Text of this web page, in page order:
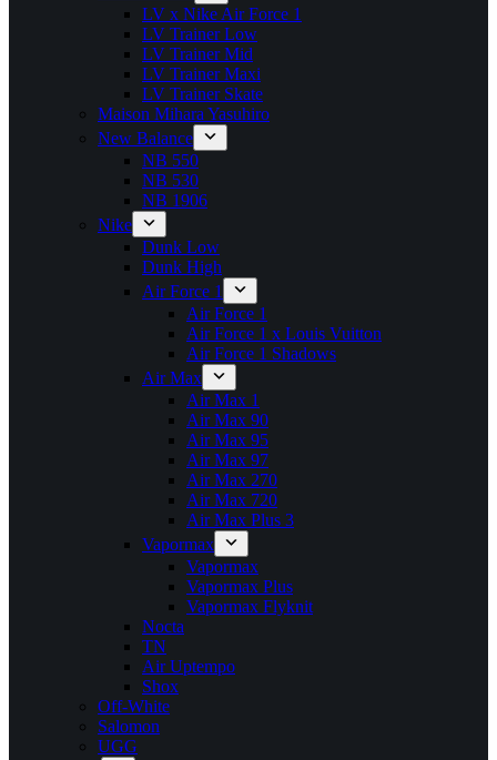
LV x Nike Air Force 1
LV Trainer Low
LV Trainer Mid
LV Trainer Maxi
LV Trainer Skate
Maison Mihara Yasuhiro
New Balance
NB 550
NB 530
NB 1906
Nike
Dunk Low
Dunk High
Air Force 1
Air Force 1
Air Force 1 x Louis Vuitton
Air Force 1 Shadows
Air Max
Air Max 1
Air Max 90
Air Max 95
Air Max 97
Air Max 270
Air Max 720
Air Max Plus 3
Vapormax
Vapormax
Vapormax Plus
Vapormax Flyknit
Nocta
TN
Air Uptempo
Shox
Off-White
Salomon
UGG